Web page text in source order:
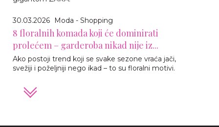
30.03.2026 Moda - Shopping
8 floralnih komada koji će dominirati
prolećem – garderoba nikad nije iz...
Ako postoji trend koji se svake sezone vraća jači,
svežiji i poželjniji nego ikad – to su floralni motivi.